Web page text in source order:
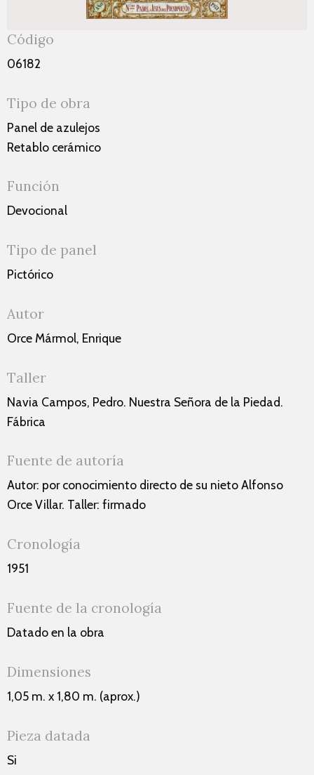
Código
06182
Tipo de obra
Panel de azulejos
Retablo cerámico
Función
Devocional
Tipo de panel
Pictórico
Autor
Orce Mármol, Enrique
Taller
Navia Campos, Pedro. Nuestra Señora de la Piedad.
Fábrica
Fuente de autoría
Autor: por conocimiento directo de su nieto Alfonso
Orce Villar. Taller: firmado
Cronología
1951
Fuente de la cronología
Datado en la obra
Dimensiones
1,05 m. x 1,80 m. (aprox.)
Pieza datada
Si